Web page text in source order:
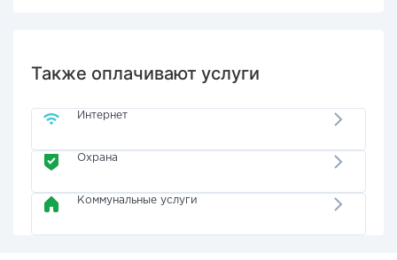
Также оплачивают услуги
Интернет
Охрана
Коммунальные услуги